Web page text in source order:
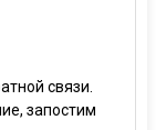
связи.
запостим